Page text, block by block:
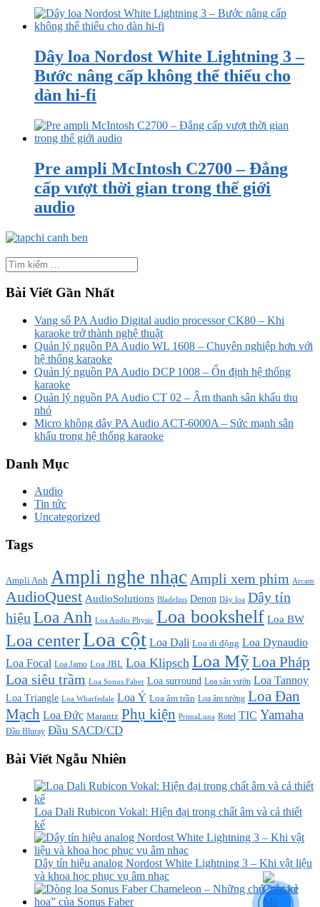
Dây loa Nordost White Lightning 3 –
Bước nâng cấp không thể thiếu cho
dàn hi-fi
Pre ampli McIntosh C2700 – Đẳng
cấp vượt thời gian trong thế giới
audio
Bài Viết Gần Nhất
Vang số PA Audio Digital audio processor CK80 – Khi
karaoke trở thành nghệ thuật
Quản lý nguồn PA Audio WL 1608 – Chuyên nghiệp hơn với
hệ thống karaoke
Quản lý nguồn PA Audio DCP 1008 – Ổn định hệ thống
karaoke
Quản lý nguồn PA Audio CT 02 – Âm thanh sân khấu thu
nhỏ
Micro không dây PA Audio ACT-6000A – Sức mạnh sân
khấu trong hệ thống karaoke
Danh Mục
Audio
Tin tức
Uncategorized
Tags
Ampli Anh Ampli nghe nhạc Ampli xem phim Arcam
AudioQuest AudioSolutions Bladelius Denon Dây loa Dây tín
hiệu Loa Anh Loa Audio Physic Loa bookshelf Loa BW
Loa centerLoa cột Loa Dali Loa di động Loa Dynaudio
Loa Focal Loa Jamo Loa JBL Loa Klipsch Loa MỹLoa Pháp
Loa siêu trầm Loa Sonus Faber Loa surround Loa sân vườn Loa Tannoy
Loa Triangle Loa Wharfedale Loa Ý Loa âm trần Loa âm tường Loa Đan
Mạch Loa Đức Marantz Phụ kiện PrimaLuna Rotel TIC Yamaha
Đầu Bluray Đầu SACD/CD
Bài Viết Ngẫu Nhiên
Loa Dali Rubicon Vokal: Hiện đại trong chất âm và cả thiết
kế
Dây tín hiệu analog Nordost White Lightning 3 – Khi vật liệu
và khoa học phục vụ âm nhạc